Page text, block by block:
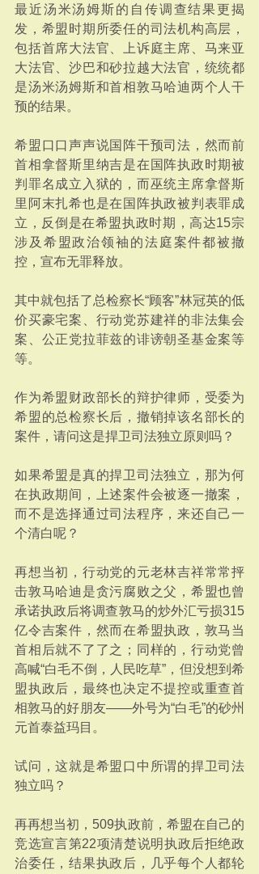
最近汤米汤姆斯的自传调查结果更揭
发，希盟时期所委任的司法机构高层，
包括首席大法官、上诉庭主席、马来亚
大法官、沙巴和砂拉越大法官，统统都
是汤米汤姆斯和首相敦马哈迪两个人干
预的结果。
希盟口口声声说国阵干预司法，然而前
首相拿督斯里纳吉是在国阵执政时期被
判罪名成立入狱的，而巫统主席拿督斯
里阿末扎希也是在国阵执政被判表罪成
立，反倒是在希盟执政时期，高达15宗
涉及希盟政治领袖的法庭案件都被撤
控，宣布无罪释放。
其中就包括了总检察长“顾客”林冠英的低
价买豪宅案、行动党苏建祥的非法集会
案、公正党拉菲兹的诽谤朝圣基金案等
等。
作为希盟财政部长的辩护律师，受委为
希盟的总检察长后，撤销掉该名部长的
案件，请问这是捍卫司法独立原则吗？
如果希盟是真的捍卫司法独立，那为何
在执政期间，上述案件会被逐一撤案，
而不是选择通过司法程序，来还自己一
个清白呢？
再想当初，行动党的元老林吉祥常常抨
击敦马哈迪是贪污腐败之父，希盟也曾
承诺执政后将调查敦马的炒外汇亏损315
亿令吉案件，然而在希盟执政，敦马当
首相后就不了了之；同样的，行动党曾
高喊“白毛不倒，人民吃草”，但没想到希
盟执政后，最终也决定不提控或重查首
相敦马的好朋友——外号为“白毛”的砂州
元首泰益玛目。
试问，这就是希盟口中所谓的捍卫司法
独立吗？
再再想当初，509执政前，希盟在自己的
竞选宣言第22项清楚说明执政后拒绝政
治委任，结果执政后，几乎每个人都轮